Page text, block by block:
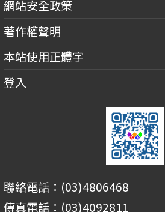
網站安全政策
著作權聲明
本站使用正體字
登入
聯絡電話：(03)4806468
傳真電話：(03)4092811